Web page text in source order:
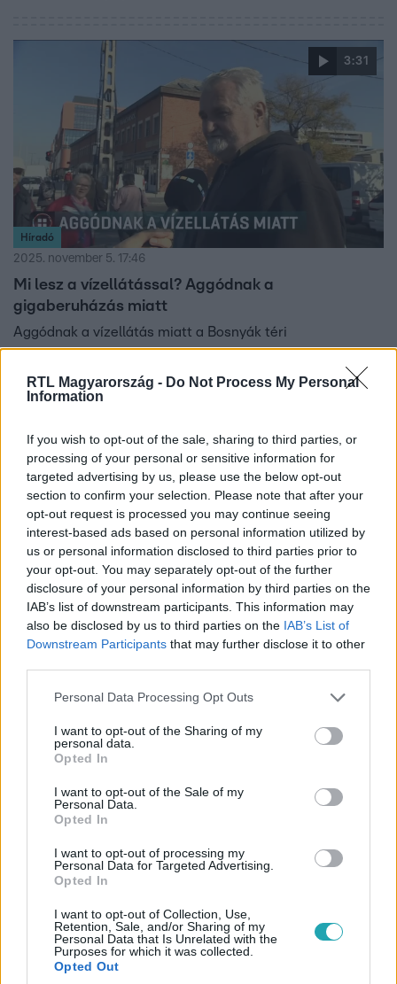
RTL Magyarország - Do Not Process My Personal
Information
If you wish to opt-out of the sale, sharing to third parties, or
processing of your personal or sensitive information for
targeted advertising by us, please use the below opt-out
section to confirm your selection. Please note that after your
opt-out request is processed you may continue seeing
interest-based ads based on personal information utilized by
us or personal information disclosed to third parties prior to
your opt-out. You may separately opt-out of the further
disclosure of your personal information by third parties on the
IAB’s list of downstream participants. This information may
also be disclosed by us to third parties on the IAB’s List of
Downstream Participants that may further disclose it to other
Please note that this website/app uses one or more Google
not limited to your visit or usage behaviour. You may click to
grant or deny consent to Google and its third-party tags to
use your data for below specified purposes in below Google
consent section.
Personal Data Processing Opt Outs
I want to opt-out of the Sharing of my
personal data.
Opted In
I want to opt-out of the Sale of my
Personal Data.
Opted In
I want to opt-out of processing my
Personal Data for Targeted Advertising.
Opted In
I want to opt-out of Collection, Use,
Retention, Sale, and/or Sharing of my
Personal Data that Is Unrelated with the
Purposes for which it was collected.
Opted Out
3:31
Híradó
2025. november 5. 17:46
Mi lesz a vízellátással? Aggódnak a
gigaberuházás miatt
Aggódnak a vízellátás miatt a Bosnyák téri
gigaberuházás kapcsán. A kormányhivatal szerint nincs
jelentős környezeti hatása a geotermikus fúrásoknak.
Híradó
2025. október 3. 17:03
Mészáros Lőrinc cége segíthetett Orbán Győző
hatvanpusztai beruházásában
Orbán Győző hatvanpusztai építkezéséhez – a
Transparency korrupciót emleget.